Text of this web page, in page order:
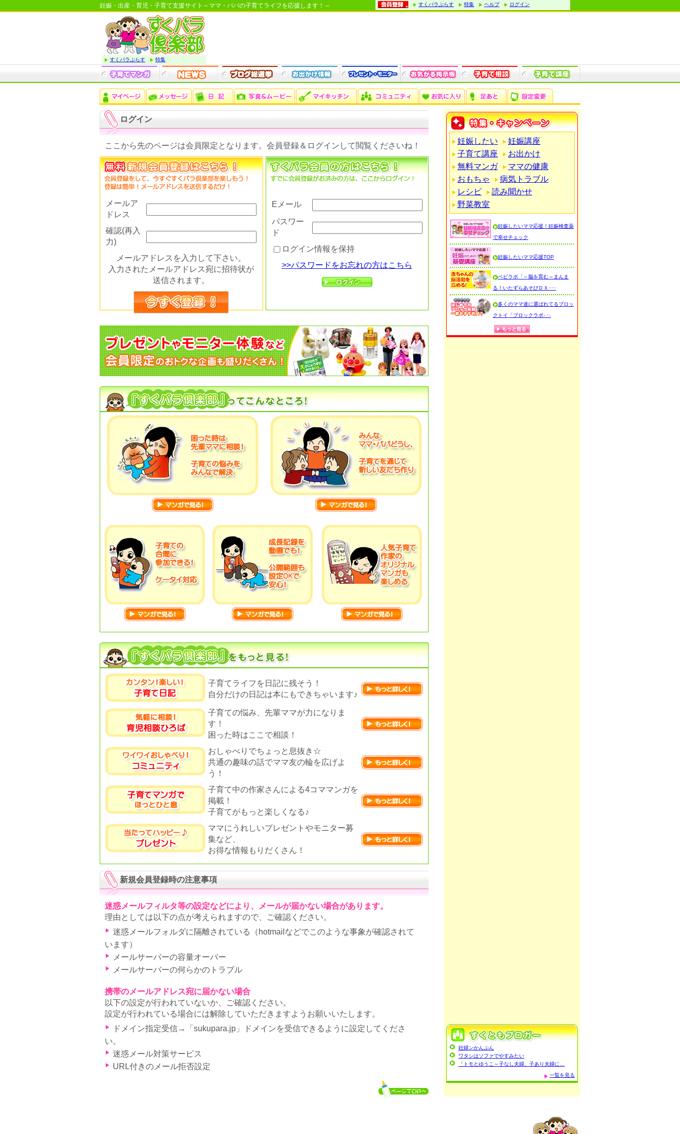
妊娠・出産・育児・子育て支援サイト～ママ・パパの子育てライフを応援します！～ すくパラぷらす 特集 ヘルプ ログイン
すくパラぷらす 特集
ログイン
ここから先のページは会員限定となります。会員登録＆ログインして閲覧くださいね！
メールア
ドレス
確認(再入
力)
メールアドレスを入力して下さい。
入力されたメールアドレス宛に招待状が
送信されます。
Eメール
パスワー
ド
ログイン情報を保持
>>パスワードをお忘れの方はこちら
子育てライフを日記に残そう！
自分だけの日記は本にもできちゃいます♪
子育ての悩み、先輩ママが力になりま
す！
困った時はここで相談！
おしゃべりでちょっと息抜き☆
共通の趣味の話でママ友の輪を広げよ
う！
子育て中の作家さんによる4コママンガを
掲載！
子育てがもっと楽しくなる♪
ママにうれしいプレゼントやモニター募
集など、
お得な情報もりだくさん！
新規会員登録時の注意事項
迷惑メールフィルタ等の設定などにより、メールが届かない場合があります。
理由としては以下の点が考えられますので、ご確認ください。
迷惑メールフォルダに隔離されている（hotmailなどでこのような事象が確認されて
います）
メールサーバーの容量オーバー
メールサーバーの何らかのトラブル
携帯のメールアドレス宛に届かない場合
以下の設定が行われていないか、ご確認ください。
設定が行われている場合には解除していただきますようお願いいたします。
ドメイン指定受信→「sukupara.jp」ドメインを受信できるように設定してくださ
い。
迷惑メール対策サービス
URL付きのメール拒否設定
妊娠したい
妊娠講座
子育て講座
お出かけ
無料マンガ
ママの健康
おもちゃ
病気トラブル
レシピ
読み聞かせ
野菜教室
妊娠したいママ応援！妊娠検査薬
で幸せチェック
妊娠したいママ応援TOP
ベビラボ「～脳を育む～まんま
る！いたずらあそびＤＸ･･･
多くのママ達に選ばれてるブロッ
クトイ「ブロックラボ･･･
妊婦ンかんぷん
ワタシはソファでやすみたい
「トモとゆうこ～子なし夫婦、子あり夫婦に…
一覧を見る